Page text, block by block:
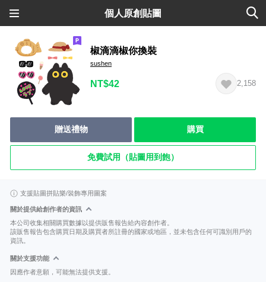
個人原創貼圖
椒滴滴椒你換裝
sushen
NT$42 2,158
贈送禮物 購買
免費試用（貼圖用到飽）
支援貼圖拼貼樂/裝飾專用圖案
關於提供給創作者的資訊
本公司收集相關購買數據以提供販售報告給內容創作者。
該販售報告包含購買日期及購買者所註冊的國家或地區，並未包含任何可識別用戶的
資訊。
關於支援功能
因應作者意願，可能無法提供支援。